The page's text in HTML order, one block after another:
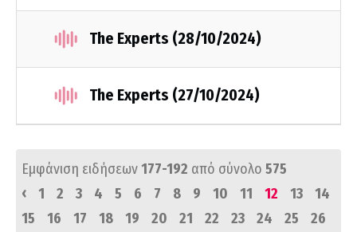
The Experts (28/10/2024)
The Experts (27/10/2024)
Εμφάνιση ειδήσεων177-192 από σύνολο 575
‹
1 2 3 4 5 6 7 8 9 10 11 12 13
14
15
16 17 18 19 20 21 22 23 24 25
26